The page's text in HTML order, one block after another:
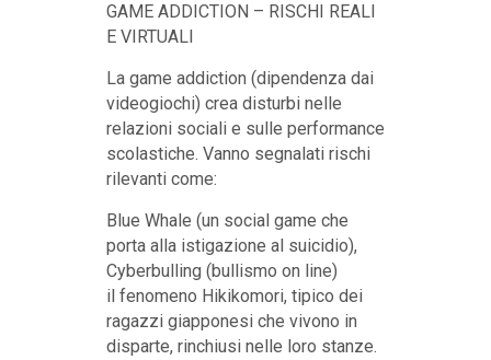
GAME ADDICTION – RISCHI REALI
E VIRTUALI
La game addiction (dipendenza dai
videogiochi) crea disturbi nelle
relazioni sociali e sulle performance
scolastiche. Vanno segnalati rischi
rilevanti come:
Blue Whale (un social game che
porta alla istigazione al suicidio),
Cyberbulling (bullismo on line)
il fenomeno Hikikomori, tipico dei
ragazzi giapponesi che vivono in
disparte, rinchiusi nelle loro stanze.